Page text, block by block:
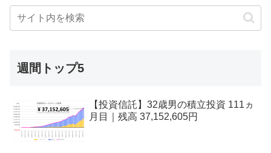
週間トップ5
【投資信託】32歳男の積立投資 111ヵ
月目｜残高 37,152,605円